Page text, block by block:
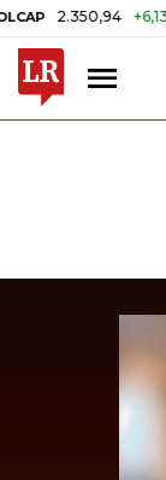
2.350,94 +6,13